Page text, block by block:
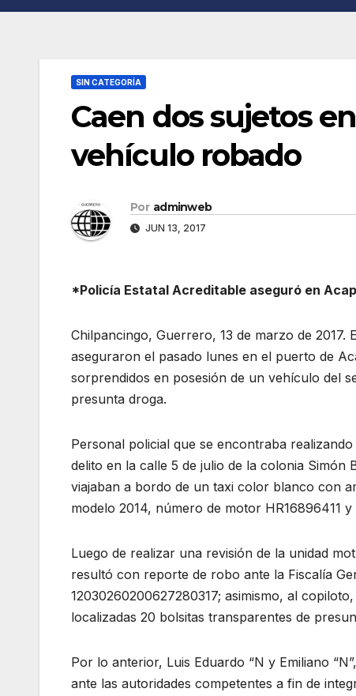
SIN CATEGORÍA
Caen dos sujetos
vehículo robado
Por adminweb
JUN 13, 2017
*Policía Estatal Acreditable aseguró en
Chilpancingo, Guerrero, 13 de marzo de 2017.
aseguraron el pasado lunes en el puerto de
sorprendidos en posesión de un vehículo del
presunta droga.
Personal policial que se encontraba
delito en la calle 5 de julio de la colonia
viajaban a bordo de un taxi color blanco con
modelo 2014, número de motor HR16896411 y
Luego de realizar una revisión de la unidad
resultó con reporte de robo ante la Fiscalía
12030260200627280317; asimismo, al
localizadas 20 bolsitas transparentes de
Por lo anterior, Luis Eduardo “N y Emiliano
ante las autoridades competentes a fin de